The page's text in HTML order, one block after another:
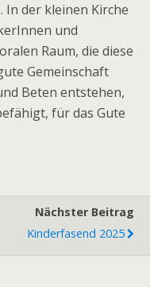
In der kleinen Kirche
und
Raum, die diese
Gemeinschaft
Beten entstehen,
für das Gute
Nächster Beitrag
Kinderfasend 2025